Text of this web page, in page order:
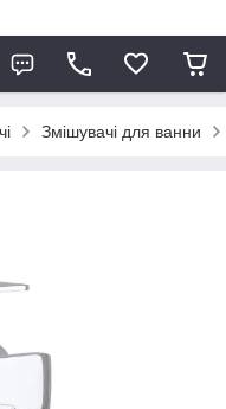
Змішувачі для ванни